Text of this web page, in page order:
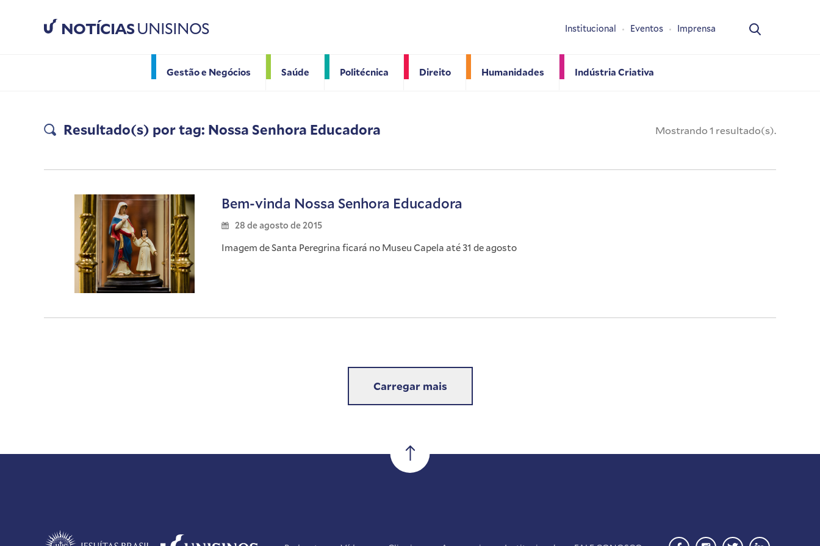
NOTÍCIASUNISINOS
Gestão e Negócios Saúde Politécnica Direito Humanidades Indústria Criativa
Institucional Eventos Imprensa
Resultado(s) por tag: Nossa Senhora Educadora Mostrando 1 resultado(s).
Bem-vinda Nossa Senhora Educadora
28 de agosto de 2015
Imagem de Santa Peregrina ficará no Museu Capela até 31 de agosto
Carregar mais